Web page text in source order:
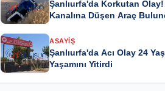
Şanlıurfa'da Korkutan
Kanalına Düşen Araç
ASAYIŞ
Şanlıurfa'da Acı Olay 24
Yaşamını Yitirdi